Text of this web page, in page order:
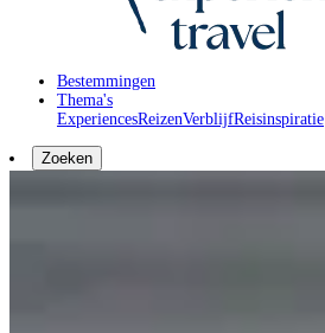
Bestemmingen
Thema's
ExperiencesReizenVerblijfReisinspiratie
Zoeken